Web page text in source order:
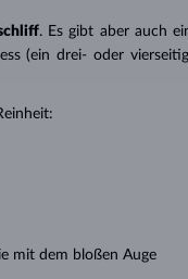
. Es gibt aber auch
(ein drei- oder
mit dem bloßen Auge